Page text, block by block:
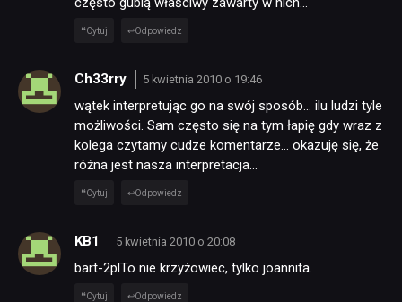
Cytuj Odpowiedz
Ch33rry 5 kwietnia 2010 o 19:46
wątek interpretując go na swój sposób… ilu ludzi tyle
możliwości. Sam często się na tym łapię gdy wraz z
kolega czytamy cudze komentarze… okazuję się, że
różna jest nasza interpretacja…
Cytuj Odpowiedz
KB1 5 kwietnia 2010 o 20:08
bart-2plTo nie krzyżowiec, tylko joannita.
Cytuj Odpowiedz